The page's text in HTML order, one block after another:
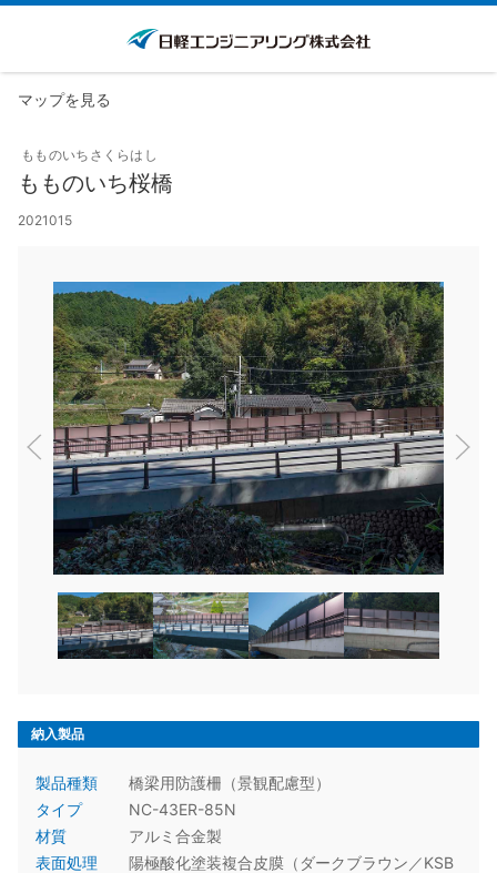
マップを見る
もものいちさくらはし
もものいち桜橋
2021015
納入製品
製品種類
橋梁用防護柵（景観配慮型）
タイプ
NC-43ER-85N
材質
アルミ合金製
表面処理
陽極酸化塗装複合皮膜（ダークブラウン／KSB